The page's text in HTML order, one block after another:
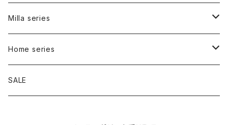
Carry bag
Inner bag
Milla series
Carry bag
Walk bag
Home series
Bed
SALE